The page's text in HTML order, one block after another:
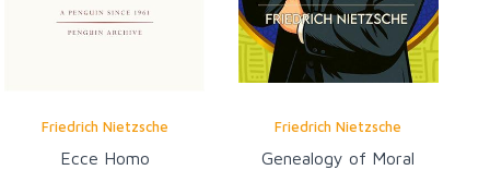
Friedrich Nietzsche
Ecce Homo
Friedrich Nietzsche
Genealogy of Moral